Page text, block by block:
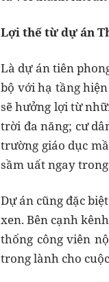
Lợi thế từ dự án
Là dự án tiên
bộ với hạ tầng
sẽ hưởng lợi từ
trời đa năng; cư
trường giáo dục
sầm uất ngay
Dự án cũng đặc
xen. Bên cạnh
thống công viên
trong lành cho